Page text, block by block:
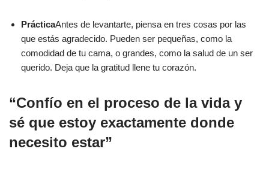
PrácticaAntes de levantarte, piensa en tres cosas por las
que estás agradecido. Pueden ser pequeñas, como la
comodidad de tu cama, o grandes, como la salud de un ser
querido. Deja que la gratitud llene tu corazón.
“Confío en el proceso de la vida y
sé que estoy exactamente donde
necesito estar”